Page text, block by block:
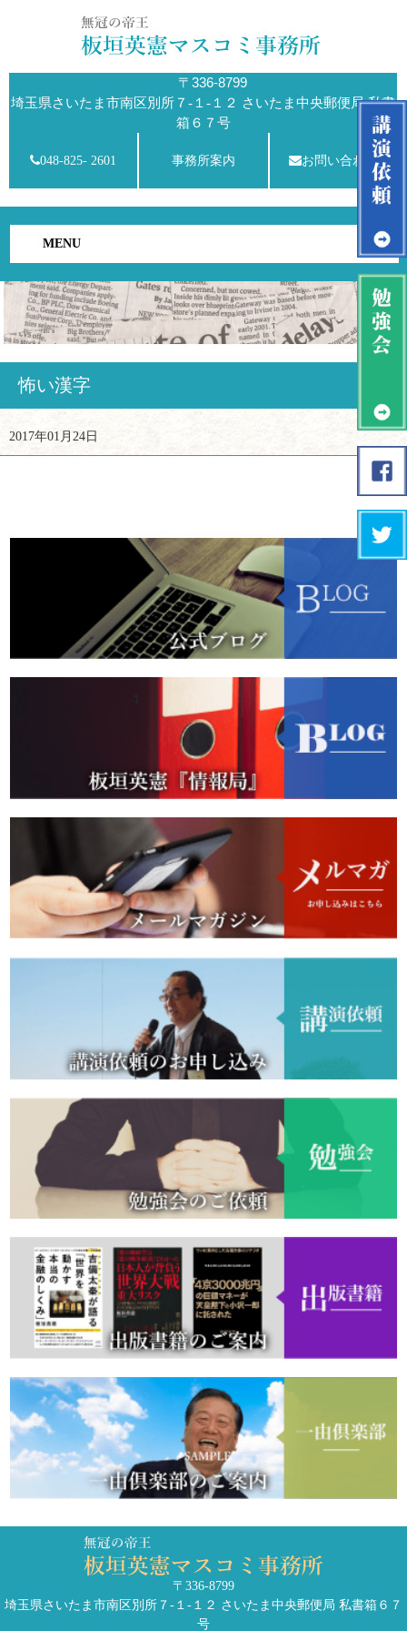
〒336-8799
埼玉県さいたま市南区別所７-１-１２ さいたま中央郵便局 私書
箱６７号
048-825- 2601 事務所案内 お問い合わせ
MENU
怖い漢字
2017年01月24日
〒336-8799
埼玉県さいたま市南区別所７-１-１２ さいたま中央郵便局 私書箱６７
号